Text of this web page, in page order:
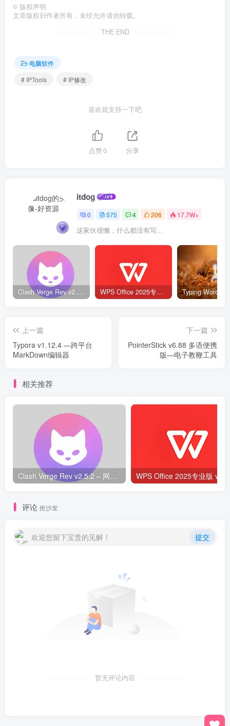
© 版权声明
文章版权归作者所有，未经允许请勿转载。
THE END
电脑软件
# IPTools
# IP修改
喜欢就支持一下吧
点赞0 分享
itdog
0 575 4 206 17.7W+
这家伙很懒，什么都没有写...
Clash Verge Rev v2.5.2 – 网络代理工具 WPS Office 2025专业版 v12.1.0.23542 v2 永久激活版
上一篇
Typora v1.12.4 —跨平台
MarkDown编辑器
下一篇
PointerStick v6.88 多语便携
版—电子教鞭工具
相关推荐
Clash Verge Rev v2.5.2 – 网络代理工具
评论 抢沙发
欢迎您留下宝贵的见解！ 提交
暂无评论内容